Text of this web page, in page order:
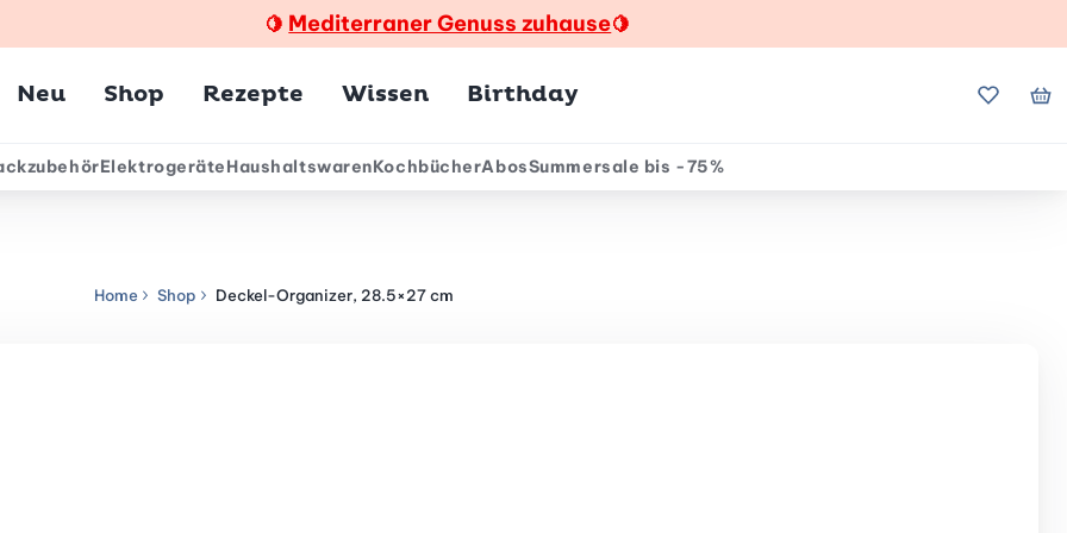
🍋 Mediterraner Genuss zuhause🍋
Neu Shop Rezepte Wissen Birthday Meine
ElektrogeräteHaushaltswarenKochbücherAbosSummersale bis -75%
Home Shop Deckel-Organizer, 28.5×27 cm